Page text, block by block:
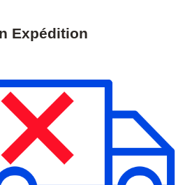
Reprise prévue le mardi